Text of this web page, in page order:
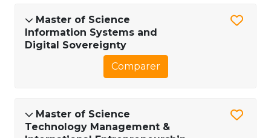
Master of Science
Information Systems and
Digital Sovereignty
Comparer
Master of Science
Technology Management &